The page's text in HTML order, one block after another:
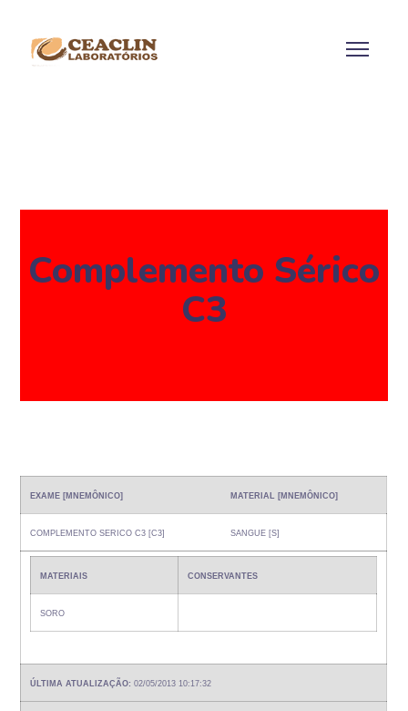
Complemento Sérico
C3
EXAME [MNEMÔNICO] MATERIAL [MNEMÔNICO]
COMPLEMENTO SERICO C3 [C3] SANGUE [S]
MATERIAIS CONSERVANTES
SORO
ÚLTIMA ATUALIZAÇÃO: 02/05/2013 10:17:32